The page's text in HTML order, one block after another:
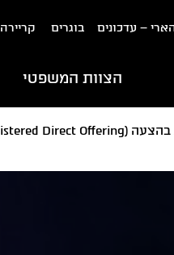
– עדכונים בוגרים קריירה
הצוות המשפטי